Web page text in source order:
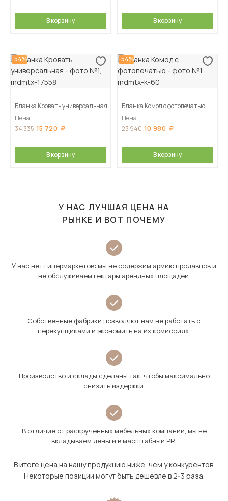
В корзину В корзину
-54%
Бланка Кровать универсальная
Цена
34 335 15 720
В корзину
-54%
Бланка Комод с фотопечатью
Цена
23 940 10 980
В корзину
У НАС ЛУЧШАЯ ЦЕНА НА
РЫНКЕ И ВОТ ПОЧЕМУ
У нас нет гипермаркетов: мы не содержим армию продавцов и
не обслуживаем гектары арендных площадей.
Собственные фабрики позволяют нам не работать с
перекупщиками и экономить на их комиссиях.
Производство и склады сделаны так, чтобы максимально
снизить издержки.
В отличие от раскрученных мебельных компаний, мы не
вкладываем деньги в масштабный PR.
В итоге цена на нашу продукцию ниже, чем у конкурентов.
Некоторые позиции могут быть дешевле в 2-3 раза.